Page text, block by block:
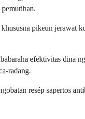
pikeun jerawat
efektivitas dina
radang.
resép sapertos